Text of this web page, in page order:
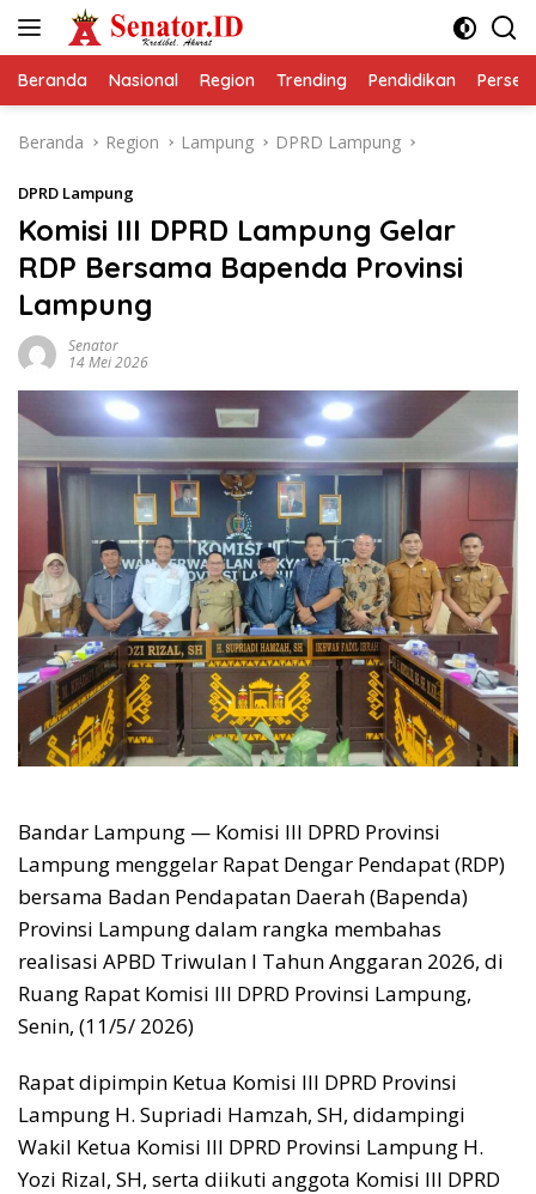
Beranda Nasional Region Trending Pendidikan
Beranda Region Lampung DPRD Lampung
DPRD Lampung
Komisi III DPRD Lampung Gelar
RDP Bersama Bapenda Provinsi
Lampung
Senator
14 Mei 2026
Bandar Lampung — Komisi III DPRD Provinsi
Lampung menggelar Rapat Dengar Pendapat (RDP)
bersama Badan Pendapatan Daerah (Bapenda)
Provinsi Lampung dalam rangka membahas
realisasi APBD Triwulan I Tahun Anggaran 2026, di
Ruang Rapat Komisi III DPRD Provinsi Lampung,
Senin, (11/5/ 2026)
Rapat dipimpin Ketua Komisi III DPRD Provinsi
Lampung H. Supriadi Hamzah, SH, didampingi
Wakil Ketua Komisi III DPRD Provinsi Lampung H.
Yozi Rizal, SH, serta diikuti anggota Komisi III DPRD